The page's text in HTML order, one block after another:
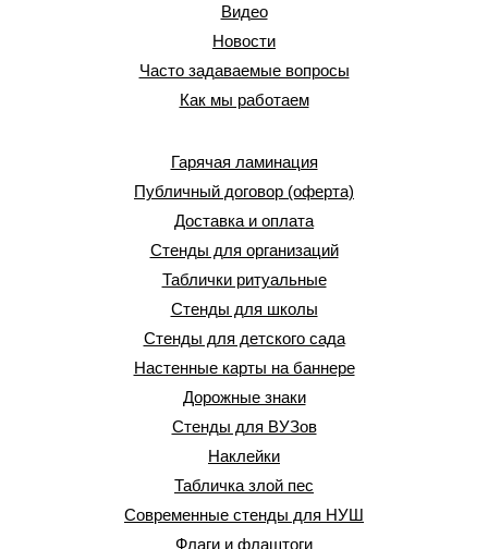
Видео
Новости
Часто задаваемые вопросы
Как мы работаем
Гарячая ламинация
Публичный договор (оферта)
Доставка и оплата
Стенды для организаций
Таблички ритуальные
Стенды для школы
Стенды для детского сада
Настенные карты на баннере
Дорожные знаки
Стенды для ВУЗов
Наклейки
Табличка злой пес
Современные стенды для НУШ
Флаги и флаштоги